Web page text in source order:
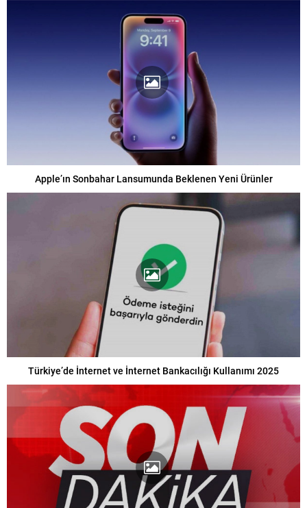
Apple’ın Sonbahar Lansumunda Beklenen Yeni Ürünler
Türkiye’de İnternet ve İnternet Bankacılığı Kullanımı 2025